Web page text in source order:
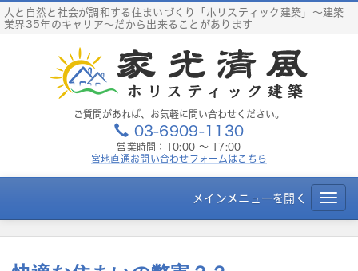
k
t
人と自然と社会が調和する住まいづくり「ホリスティック建築」～建築
業界35年のキャリア～だから出来ることがあります
ご質問があれば、お気軽に問い合わせください。
03-6909-1130
営業時間：10:00 ～ 17:00
宮地直通お問い合わせフォームはこちら
T
o
g
メインメニューを開く